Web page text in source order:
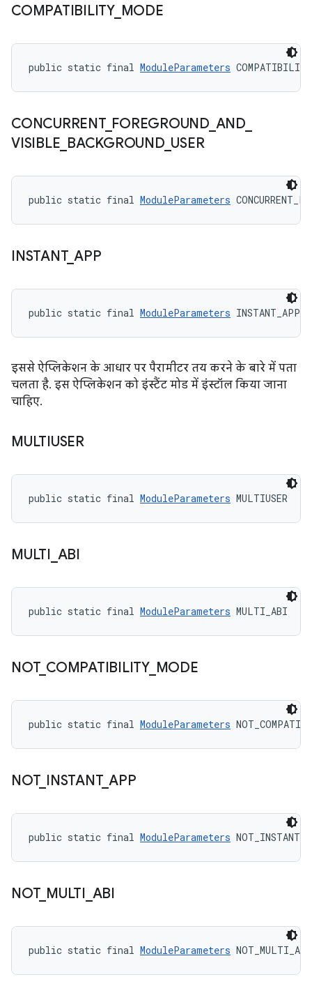
COMPATIBILITY_ MODE
public static final ModuleParameters
CONCURRENT_ FOREGROUND_ AND_
VISIBLE BACKGROUND_ USER
public static final ModuleParameters
INSTANT_ APP
public static final ModuleParameters INSTANT_APP
इससे ऐप्लिकेशन के आधार पर पैरामीटर तय करने के बारे में पता
चलता है. इस ऐप्लिकेशन को इंस्टैंट मोड में इंस्टॉल किया जाना
चाहिए.
MULTIUSER
public static final ModuleParameters MULTIUSER
MULTI ABI
public static final ModuleParameters MULTI_ABI
NOT_ COMPATIBILITY_ MODE
public static final ModuleParameters
NOT_ INSTANT_ APP
public static final ModuleParameters
NOT_ MULTI ABI
public static final ModuleParameters NOT_MULTI_ABI